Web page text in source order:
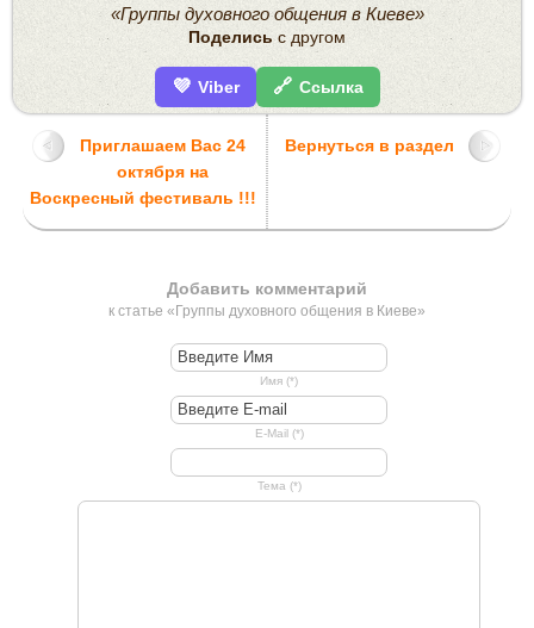
«Группы духовного общения в Киеве»
Поделись с другом
💜 Viber 🔗 Ссылка
Приглашаем Вас 24
октября на
Воскресный фестиваль !!!
Вернуться в раздел
Добавить комментарий
к статье «Группы духовного общения в Киеве»
Имя (*)
E-Mail (*)
Тема (*)